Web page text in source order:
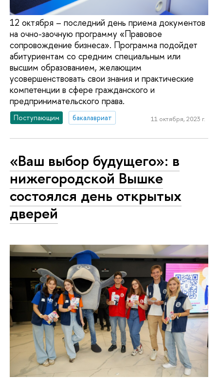
12 октября – последний день приема документов
на очно-заочную программу «Правовое
сопровождение бизнеса». Программа подойдет
абитуриентам со средним специальным или
высшим образованием, желающим
усовершенствовать свои знания и практические
компетенции в сфере гражданского и
предпринимательского права.
Поступающим бакалавриат 11 октября, 2023 г.
«Ваш выбор будущего»: в
нижегородской Вышке
состоялся день открытых
дверей